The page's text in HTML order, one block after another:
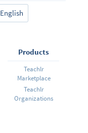
English
Products
Teachlr
Marketplace
Teachlr
Organizations